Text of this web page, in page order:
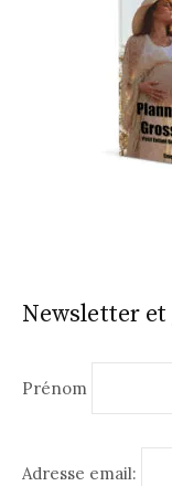
Newsletter et
Prénom
Adresse email: